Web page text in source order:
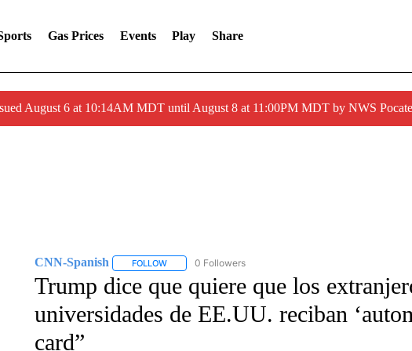
Gas Prices Events Play Share
August 6 at 10:14AM MDT until August 8 at 11:00PM MDT by NWS
CNN-Spanish FOLLOWFOLLOW "CNN-SPANISH" TO RECEIVE NOTIFICATIONS
0 Followers
Trump dice que quiere que los
universidades de EE.UU. reciban
card”